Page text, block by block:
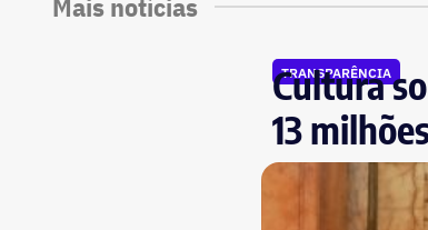
TRANSPARÊNCIA
Cultura
13